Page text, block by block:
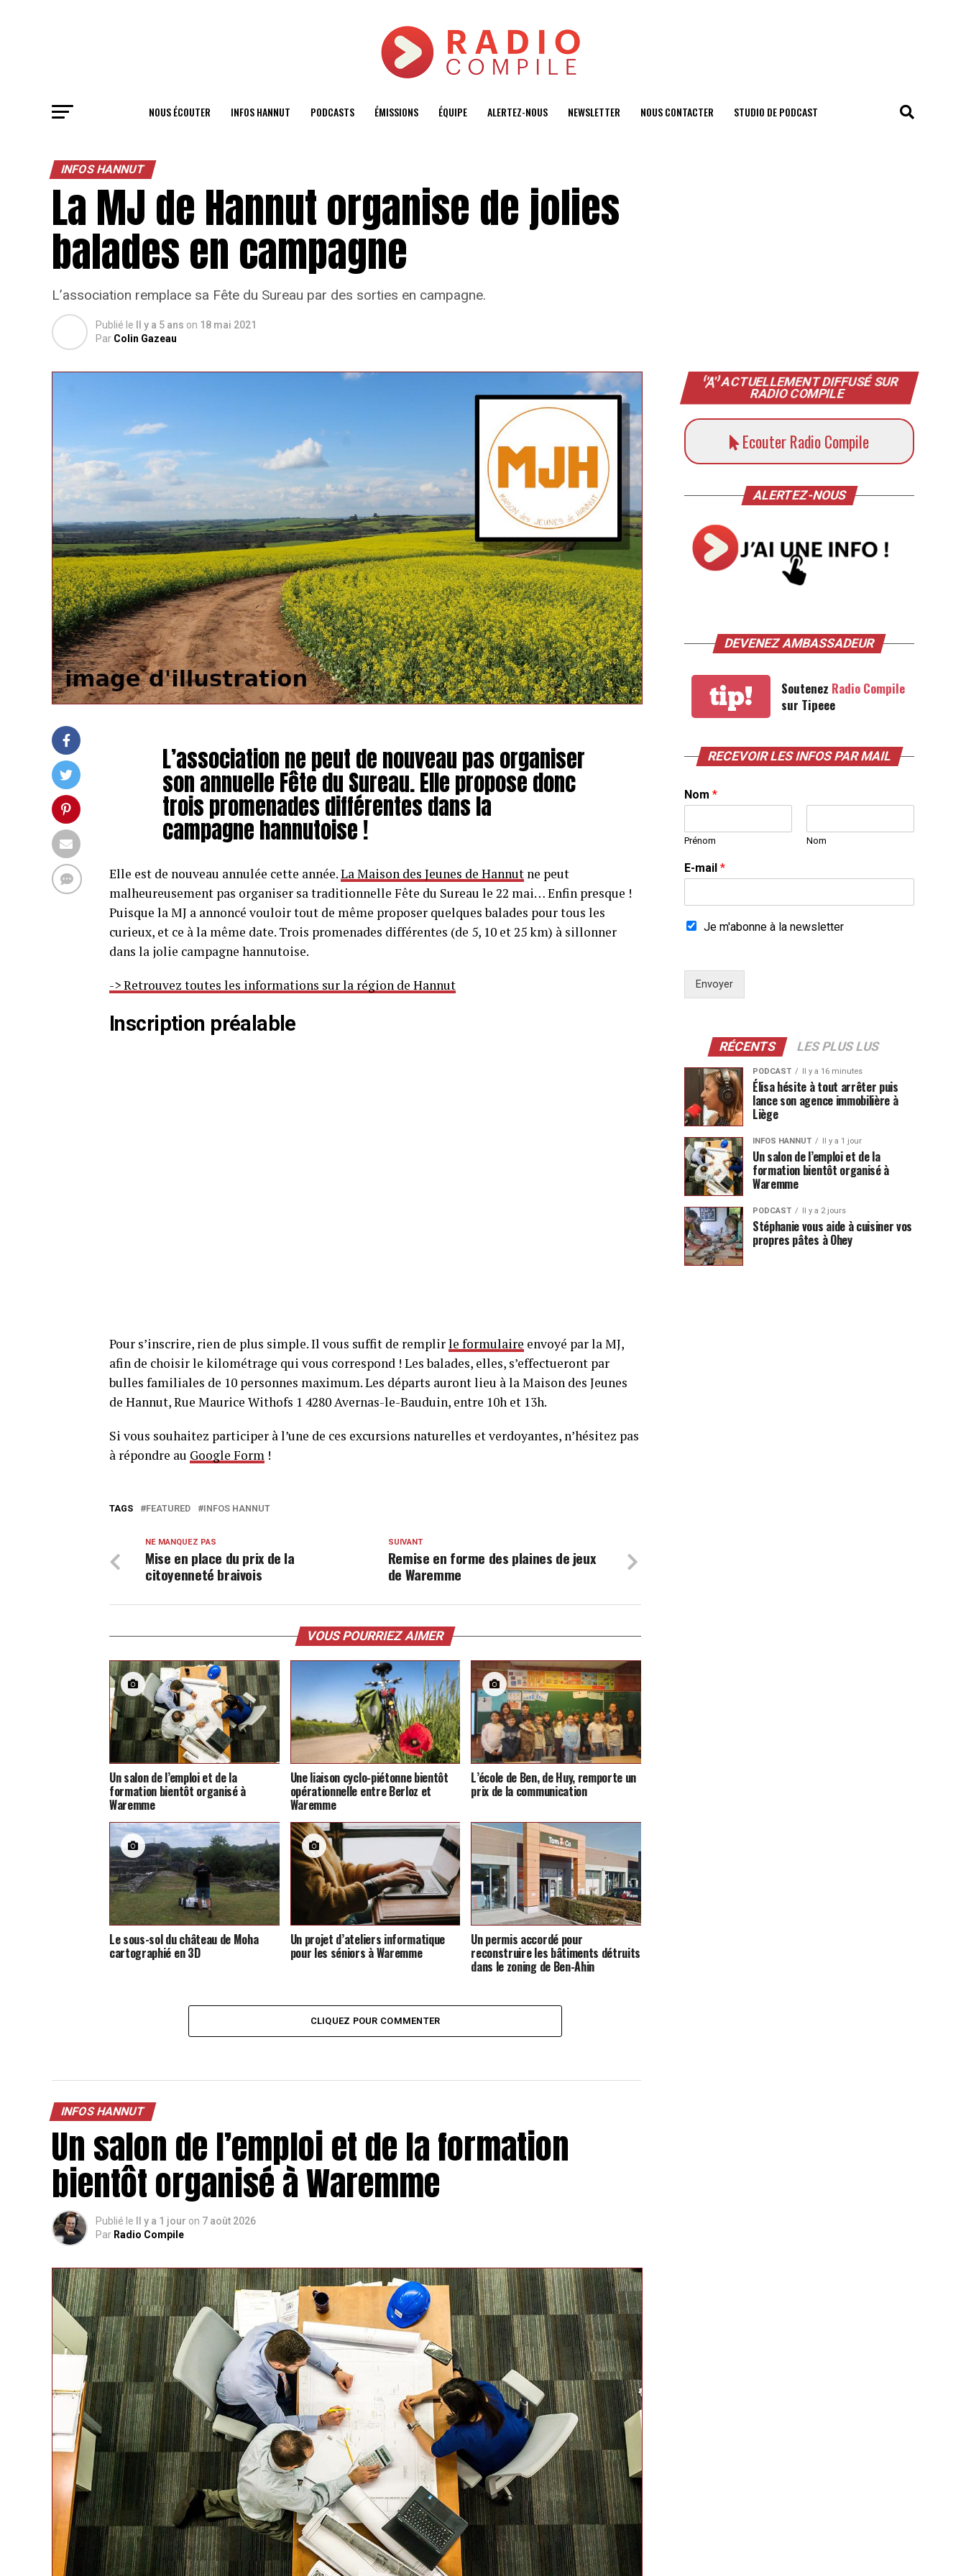
NOUS ÉCOUTER INFOS HANNUT PODCASTS ÉMISSIONS ÉQUIPE ALERTEZ-NOUS NEWSLETTER NOUS CONTACTER STUDIO DE PODCAST
INFOS HANNUT
La MJ de Hannut organise de jolies
balades en campagne
L’association remplace sa Fête du Sureau par des sorties en campagne.
Publié le Il y a 5 ans on 18 mai 2021
Par Colin Gazeau
L’association ne peut de nouveau pas organiser
son annuelle Fête du Sureau. Elle propose donc
trois promenades différentes dans la
campagne hannutoise !
Elle est de nouveau annulée cette année.La Maison des Jeunes de Hannut ne peut
malheureusement pas organiser sa traditionnelle Fête du Sureau le 22 mai… Enfin presque !
Puisque la MJ a annoncé vouloir tout de même proposer quelques balades pour tous les
curieux, et ce à la même date. Trois promenades différentes (de 5, 10 et 25 km) à sillonner
dans la jolie campagne hannutoise.
-> Retrouvez toutes les informations sur la région de Hannut
Inscription préalable
Pour s’inscrire, rien de plus simple. Il vous suffit de remplirle formulaire envoyé par la MJ,
afin de choisir le kilométrage qui vous correspond ! Les balades, elles, s’effectueront par
bulles familiales de 10 personnes maximum. Les départs auront lieu à la Maison des Jeunes
de Hannut, Rue Maurice Withofs 1 4280 Avernas-le-Bauduin, entre 10h et 13h.
Si vous souhaitez participer à l’une de ces excursions naturelles et verdoyantes, n’hésitez pas
à répondre au Google Form !
TAGS FEATURED INFOS HANNUT
SUIVANT
Remise en forme des plaines de jeux
de Waremme
NE MANQUEZ PAS
Mise en place du prix de la
citoyenneté braivois
VOUS POURRIEZ AIMER
Un salon de l’emploi et de la
formation bientôt organisé à
Waremme
Une liaison cyclo-piétonne bientôt
opérationnelle entre Berloz et
Waremme
L’école de Ben, de Huy, remporte un
prix de la communication
Le sous-sol du château de Moha
cartographié en 3D
Un projet d’ateliers informatique
pour les séniors à Waremme
Un permis accordé pour
reconstruire les bâtiments détruits
dans le zoning de Ben-Ahin
CLIQUEZ POUR COMMENTER
INFOS HANNUT
Un salon de l’emploi et de la formation
bientôt organisé à Waremme
Publié le Il y a 1 jour on 7 août 2026
Par Radio Compile
ACTUELLEMENT DIFFUSÉ SUR
RADIO COMPILE
Ecouter Radio Compile
ALERTEZ-NOUS
DEVENEZ AMBASSADEUR
tip! Soutenez Radio Compile
sur Tipeee
RECEVOIR LES INFOS PAR MAIL
Nom *
Prénom Nom
E-mail *
Je m'abonne à la newsletter
Envoyer
RÉCENTS LES PLUS LUS
PODCAST Il y a 16 minutes
Élisa hésite à tout arrêter puis
lance son agence immobilière à
Liège
INFOS HANNUT Il y a 1 jour
Un salon de l’emploi et de la
formation bientôt organisé à
Waremme
PODCAST Il y a 2 jours
Stéphanie vous aide à cuisiner vos
propres pâtes à Ohey